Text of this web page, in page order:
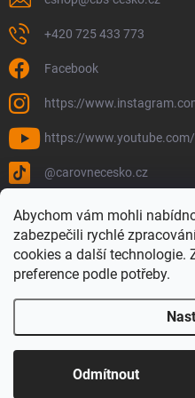
Abychom vám mohli
zabezpečili rychlé
cookies a další technologie.
preference podle potřeby.
Odmítnout
+420 725 433 773
Facebook
https://
https://
@carovnecesko.cz
Copyright 2026Čarovné Česko -
práva vyhrazena.